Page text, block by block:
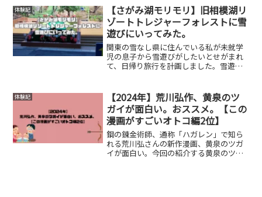
言えばニンテンドースイッチですが、我
が家にはゲーム本体はプレイス...
体験記
【さがみ湖モリモリ】旧相模湖リ
ゾートトレジャーフォレストに雪
遊びにいってみた。
関東の雪なし県に住んでいる私が未就学
児の息子から雪遊びがしたいとせがまれ
て、日帰り旅行を計画しました。雪遊び
たが、スキーやスノボに興味がないのに
群馬県や栃木県のスキー場...
体験記
【2024年】荒川弘作、黄泉のツ
ガイが面白い。おススメ。【この
漫画がすごいオトコ編2位】
鋼の錬金術師、通称「ハガレン」で知ら
れる荒川弘さんの新作漫画、黄泉のツガ
イが面白い。今回の紹介する黄泉のツガ